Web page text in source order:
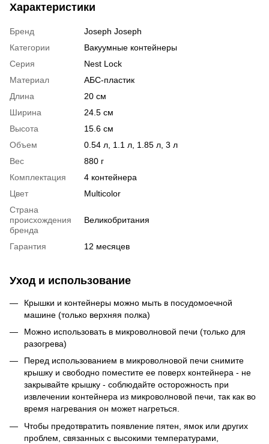
Характеристики
Бренд
Joseph Joseph
Категории
Вакуумные контейнеры
Серия
Nest Lock
Материал
АБС-пластик
Длина
20 см
Ширина
24.5 см
Высота
15.6 см
Объем
0.54 л, 1.1 л, 1.85 л, 3 л
Вес
880 г
Комплектация
4 контейнера
Цвет
Multicolor
Страна
происхождения
бренда
Великобритания
Гарантия 12 месяцев
Уход и использование
Крышки и контейнеры можно мыть в посудомоечной
машине (только верхняя полка)
Можно использовать в микроволновой печи (только для
разогрева)
Перед использованием в микроволновой печи снимите
крышку и свободно поместите ее поверх контейнера - не
закрывайте крышку - соблюдайте осторожность при
извлечении контейнера из микроволновой печи, так как во
время нагревания он может нагреться.
Чтобы предотвратить появление пятен, ямок или других
проблем, связанных с высокими температурами,